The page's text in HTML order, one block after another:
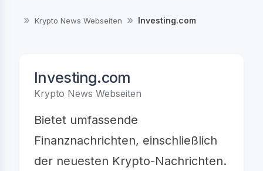
Krypto News Webseiten Investing.com
Investing.com
Krypto News Webseiten
Bietet umfassende
Finanznachrichten, einschließlich
der neuesten Krypto-Nachrichten.